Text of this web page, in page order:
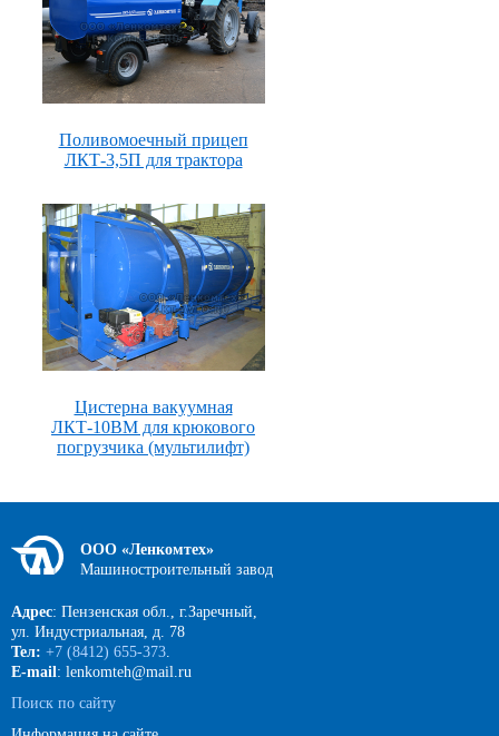
Поливомоечный прицеп
ЛКТ-3,5П для трактора
Цистерна вакуумная
ЛКТ-10ВМ для крюкового
погрузчика (мультилифт)
ООО «Ленкомтех»
Машиностроительный завод
Адрес: Пензенская обл., г.Заречный,
ул. Индустриальная, д. 78
Тел: +7 (8412) 655-373.
E-mail: lenkomteh@mail.ru
Поиск по сайту